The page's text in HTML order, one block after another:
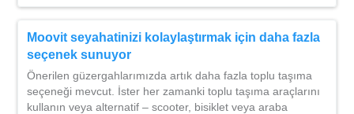
Moovit seyahatinizi kolaylaştırmak için daha fazla
seçenek sunuyor
Önerilen güzergahlarımızda artık daha fazla toplu taşıma
seçeneği mevcut. İster her zamanki toplu taşıma araçlarını
kullanın veya alternatif – scooter, bisiklet veya araba